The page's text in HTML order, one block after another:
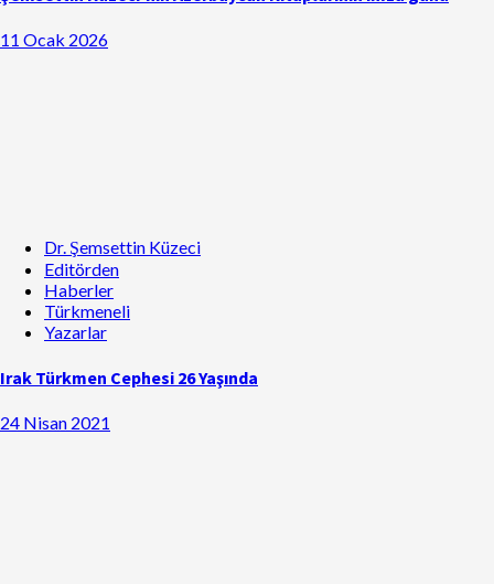
11 Ocak 2026
Dr. Şemsettin Küzeci
Editörden
Haberler
Türkmeneli
Yazarlar
Irak Türkmen Cephesi 26 Yaşında
24 Nisan 2021